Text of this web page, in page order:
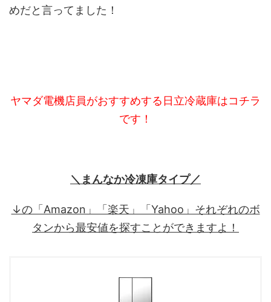
めだと言ってました！
ヤマダ電機店員がおすすめする日立冷蔵庫はコチラ
です！
＼まんなか冷凍庫タイプ／
↓の「Amazon」「楽天」「Yahoo」それぞれのボ
タンから最安値を探すことができますよ！